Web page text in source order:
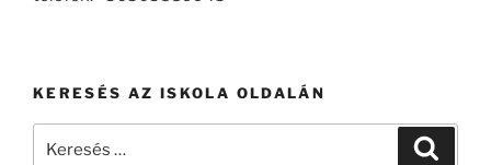
KERESÉS AZ ISKOLA OLDALÁN